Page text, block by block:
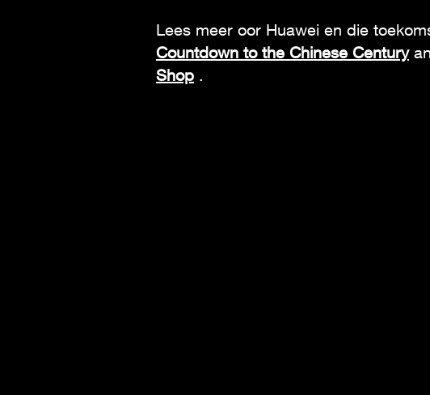
Lees meer oor Huawei en die
Countdown to the Chinese Century
Shop .